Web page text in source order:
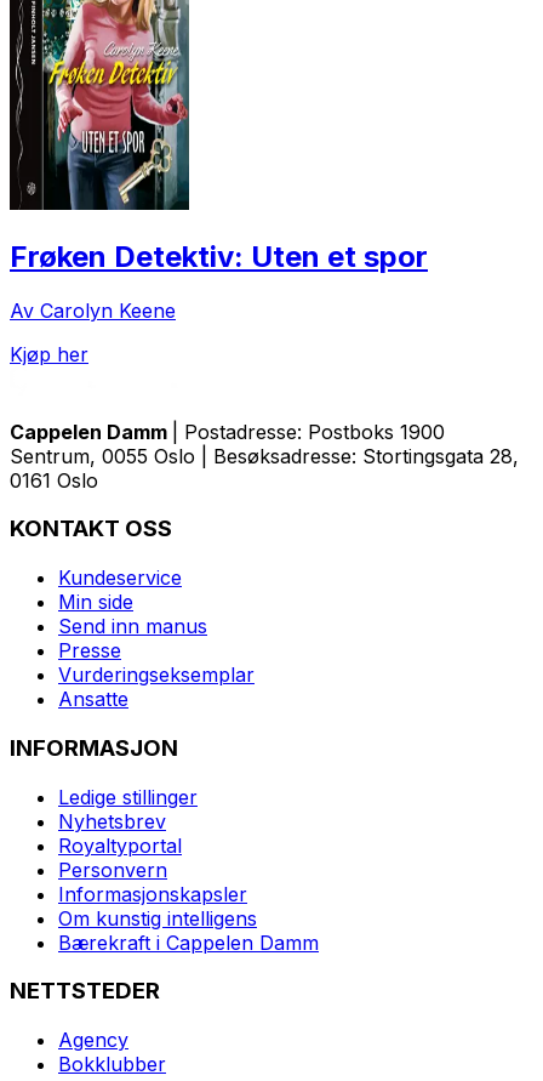
Frøken Detektiv: Uten et spor
Av Carolyn Keene
Kjøp her
Cappelen Damm
| Postadresse: Postboks 1900
Sentrum, 0055 Oslo | Besøksadresse: Stortingsgata 28,
0161 Oslo
KONTAKT OSS
Kundeservice
Min side
Send inn manus
Presse
Vurderingseksemplar
Ansatte
INFORMASJON
Ledige stillinger
Nyhetsbrev
Royaltyportal
Personvern
Informasjonskapsler
Om kunstig intelligens
Bærekraft i Cappelen Damm
NETTSTEDER
Agency
Bokklubber